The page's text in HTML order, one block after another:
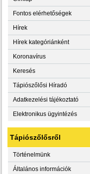
Fontos elérhetőségek
Hírek
Hírek kategóriánként
Koronavírus
Keresés
Tápiószőlősi Híradó
Adatkezelési tájékoztató
Elektronikus ügyintézés
Tápiószőlősről
Történelmünk
Általános információk